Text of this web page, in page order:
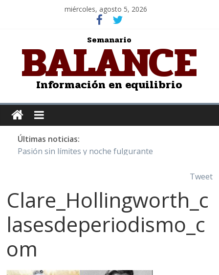
miércoles, agosto 5, 2026
Semanario
BALANCE
Información en equilibrio
Últimas noticias:
Pasión sin límites y noche fulgurante
Juntos hasta el último minuto
Tweet
Clare_Hollingworth_c
lasesdeperiodismo_c
om